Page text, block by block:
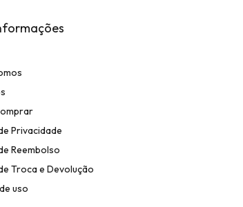
Privacidade
Reembolso
Troca e Devolução
uso